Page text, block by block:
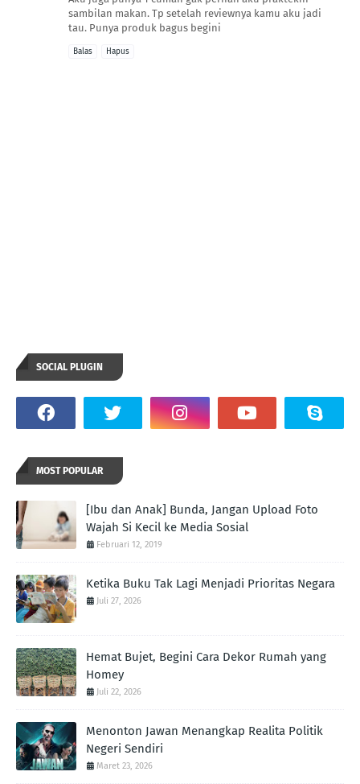
sambilan makan. Tp setelah reviewnya kamu aku jadi
tau. Punya produk bagus begini
Balas Hapus
SOCIAL PLUGIN
MOST POPULAR
[Ibu dan Anak] Bunda, Jangan Upload Foto
Wajah Si Kecil ke Media Sosial
Februari 12, 2019
Ketika Buku Tak Lagi Menjadi Prioritas Negara
Juli 27, 2026
Hemat Bujet, Begini Cara Dekor Rumah yang
Homey
Juli 22, 2026
Menonton Jawan Menangkap Realita Politik
Negeri Sendiri
Maret 23, 2026